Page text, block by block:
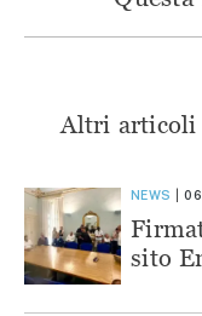
Altri articoli
NEWS
sito